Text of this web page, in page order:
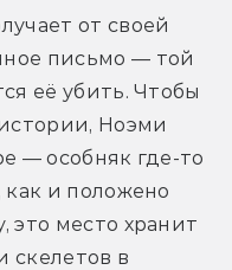
от своей
письмо — той
её убить. Чтобы
Ноэми
— особняк где-то
и положено
это место хранит
скелетов в